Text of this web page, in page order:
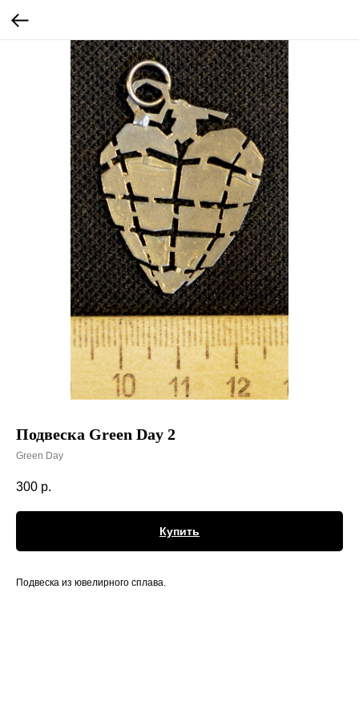
Подвеска Green Day 2
Green Day
300 р.
Купить
Подвеска из ювелирного сплава.